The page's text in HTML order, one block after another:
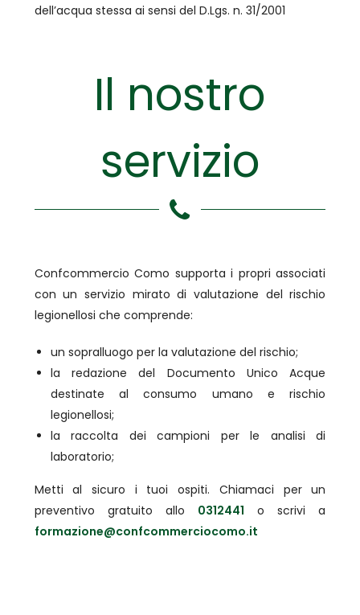
dell’acqua stessa ai sensi del D.Lgs. n. 31/2001
Il nostro
servizio
Confcommercio Como supporta i propri associati
con un servizio mirato di valutazione del rischio
legionellosi che comprende:
un sopralluogo per la valutazione del rischio;
la redazione del Documento Unico Acque
destinate al consumo umano e rischio
legionellosi;
la raccolta dei campioni per le analisi di
laboratorio;
Metti al sicuro i tuoi ospiti. Chiamaci per un
preventivo gratuito allo 0312441 o scrivi a
formazione@confcommerciocomo.it